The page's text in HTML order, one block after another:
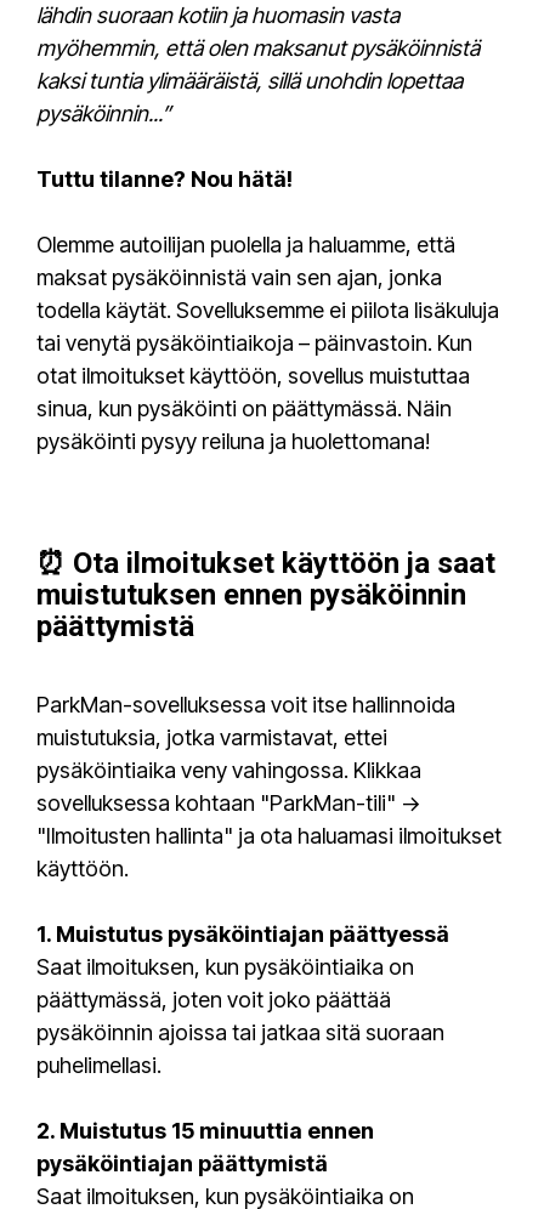
lähdin suoraan kotiin ja huomasin vasta
myöhemmin, että olen maksanut pysäköinnistä
kaksi tuntia ylimääräistä, sillä unohdin lopettaa
pysäköinnin...”
Tuttu tilanne? Nou hätä!
Olemme autoilijan puolella ja haluamme, että
maksat pysäköinnistä vain sen ajan, jonka
todella käytät. Sovelluksemme ei piilota lisäkuluja
tai venytä pysäköintiaikoja – päinvastoin. Kun
otat ilmoitukset käyttöön, sovellus muistuttaa
sinua, kun pysäköinti on päättymässä. Näin
pysäköinti pysyy reiluna ja huolettomana!
⏰ Ota ilmoitukset käyttöön ja saat
muistutuksen ennen pysäköinnin
päättymistä
ParkMan-sovelluksessa voit itse hallinnoida
muistutuksia, jotka varmistavat, ettei
pysäköintiaika veny vahingossa. Klikkaa
sovelluksessa kohtaan "ParkMan-tili" →
"Ilmoitusten hallinta" ja ota haluamasi ilmoitukset
käyttöön.
1. Muistutus pysäköintiajan päättyessä
Saat ilmoituksen, kun pysäköintiaika on
päättymässä, joten voit joko päättää
pysäköinnin ajoissa tai jatkaa sitä suoraan
puhelimellasi.
2. Muistutus 15 minuuttia ennen
pysäköintiajan päättymistä
Saat ilmoituksen, kun pysäköintiaika on